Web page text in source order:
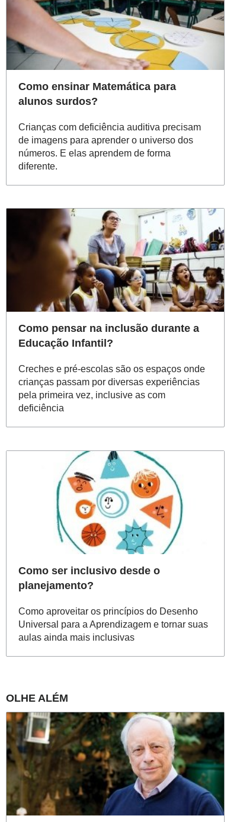
Como ensinar Matemática para
alunos surdos?
Crianças com deficiência auditiva precisam
de imagens para aprender o universo dos
números. E elas aprendem de forma
diferente.
Como pensar na inclusão durante a
Educação Infantil?
Creches e pré-escolas são os espaços onde
crianças passam por diversas experiências
pela primeira vez, inclusive as com
deficiência
Como ser inclusivo desde o
planejamento?
Como aproveitar os princípios do Desenho
Universal para a Aprendizagem e tornar suas
aulas ainda mais inclusivas
OLHE ALÉM